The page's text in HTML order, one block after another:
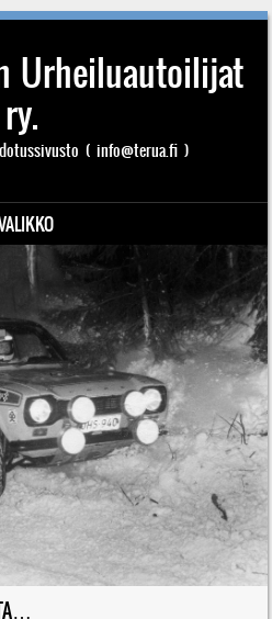
Urheiluautoilijat
ry.
( info@terua.fi )